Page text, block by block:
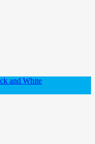
and White